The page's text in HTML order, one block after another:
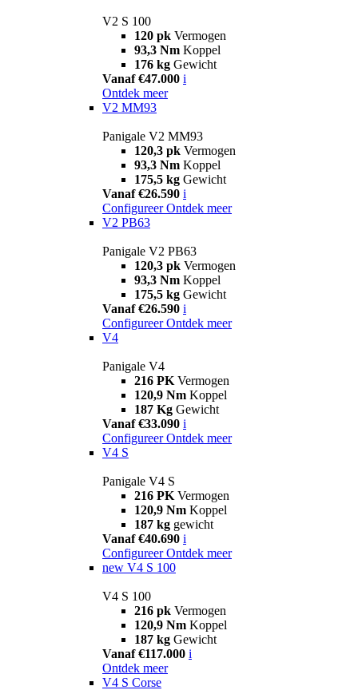
V2 S 100
120 pk Vermogen
93,3 Nm Koppel
176 kg Gewicht
Vanaf €47.000 i
Ontdek meer
V2 MM93
Panigale V2 MM93
120,3 pk Vermogen
93,3 Nm Koppel
175,5 kg Gewicht
Vanaf €26.590 i
Configureer Ontdek meer
V2 PB63
Panigale V2 PB63
120,3 pk Vermogen
93,3 Nm Koppel
175,5 kg Gewicht
Vanaf €26.590 i
Configureer Ontdek meer
V4
Panigale V4
216 PK Vermogen
120,9 Nm Koppel
187 Kg Gewicht
Vanaf €33.090 i
Configureer Ontdek meer
V4 S
Panigale V4 S
216 PK Vermogen
120,9 Nm Koppel
187 kg gewicht
Vanaf €40.690 i
Configureer Ontdek meer
new V4 S 100
V4 S 100
216 pk Vermogen
120,9 Nm Koppel
187 kg Gewicht
Vanaf €117.000 i
Ontdek meer
V4 S Corse